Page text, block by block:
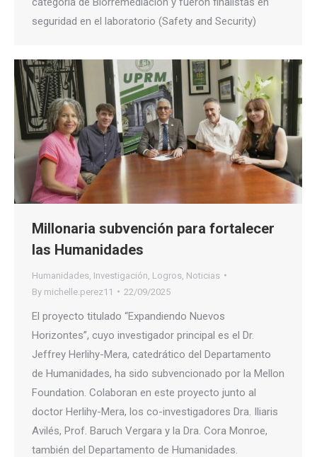
seguridad en el laboratorio (Safety and Security)
Millonaria subvención para fortalecer
las Humanidades
Humanidades Investigación Logros Noticias
By michelle.perez11 22/09/2025
El proyecto titulado “Expandiendo Nuevos
Horizontes”, cuyo investigador principal es el Dr.
Jeffrey Herlihy-Mera, catedrático del Departamento
de Humanidades, ha sido subvencionado por la Mellon
Foundation. Colaboran en este proyecto junto al
doctor Herlihy-Mera, los co-investigadores Dra. Iliaris
Avilés, Prof. Baruch Vergara y la Dra. Cora Monroe,
también del Departamento de Humanidades.